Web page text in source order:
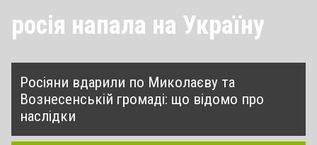
росія напала на Україну
Росіяни вдарили по Миколаєву та
Вознесенській громаді: що відомо про
наслідки